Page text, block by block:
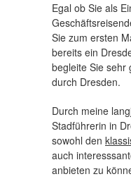
Egal ob Sie als
Sie zum ersten
bereits ein
begleite Sie sehr
durch Dresden.
Durch meine
Stadführerin in
sowohl den
auch
anbieten zu